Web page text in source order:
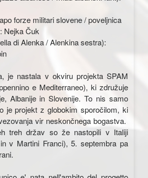
forze militari slovene / poveljnica
Nejka Čuk
di Alenka / Alenkina sestra):
je nastala v okviru projekta SPAM
e Mediterraneo), ki združuje
Albanije in Slovenije. To nis samo
je projekt z globokim sporočilom, ki
vir neskončnega bogastva.
treh držav so že nastopili v Italiji
v Martini Franci), 5. septembra pa